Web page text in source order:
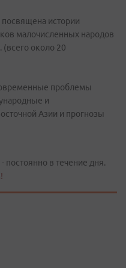
посвящена истории
малочисленных народов
(всего около 20
проблемы
и
Азии и прогнозы
постоянно в течение дня.